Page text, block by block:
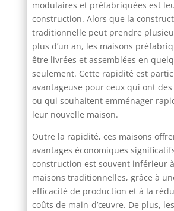
modulaires et préfabriquées est
construction. Alors que la
traditionnelle peut prendre
plus d’un an, les maisons
être livrées et assemblées en
seulement. Cette rapidité est
avantageuse pour ceux qui ont
ou qui souhaitent emménager
leur nouvelle maison.
Outre la rapidité, ces maisons
avantages économiques
construction est souvent inférieur
maisons traditionnelles, grâce à
efficacité de production et à la
coûts de main-d’œuvre. De plus,